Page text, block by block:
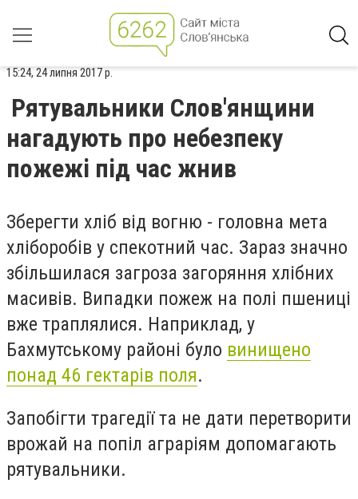
15:24, 24 липня 2017 р.
Рятувальники Слов'янщини
нагадують про небезпеку
пожежі під час жнив
Зберегти хліб від вогню - головна мета
хліборобів у спекотний час. Зараз значно
збільшилася загроза загоряння хлібних
масивів. Випадки пожеж на полі пшениці
вже траплялися. Наприклад, у
Бахмутському районі було винищено
понад 46 гектарів поля.
Запобігти трагедії та не дати перетворити
врожай на попіл аграріям допомагають
рятувальники.